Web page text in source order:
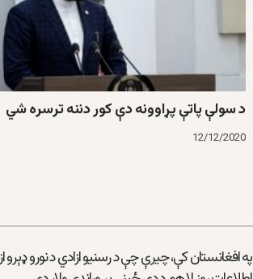
د سولې پاتې پړاوونه دې کور دننه ترسره شي
12/12/2020
په افغانستان کې، چیرې چې د رسنیو ازادي د نورو